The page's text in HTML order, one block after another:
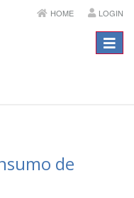
HOME LOGIN
Menú
de